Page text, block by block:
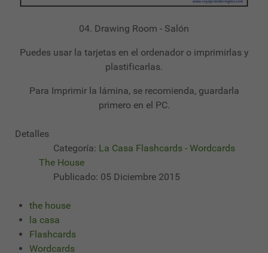
04. Drawing Room - Salón
Puedes usar la tarjetas en el ordenador o imprimirlas y
plastificarlas.
Para Imprimir la lámina, se recomienda, guardarla
primero en el PC.
Detalles
Categoría: La Casa Flashcards - Wordcards
The House
Publicado: 05 Diciembre 2015
the house
la casa
Flashcards
Wordcards